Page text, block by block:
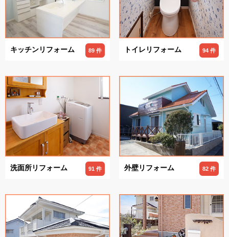
キッチンリフォーム 89 件 トイレリフォーム 94 件
洗面所リフォーム 91 件 外壁リフォーム 82 件